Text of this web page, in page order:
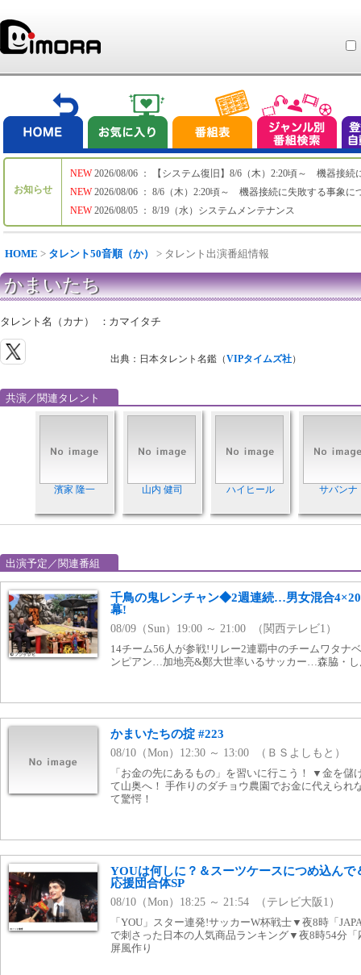
お知らせ
NEW
NEW
NEW
2026/08/06 ： 【システム復旧】8/6（木）2:20頃～ 機器接続
2026/08/06 ： 8/6（木）2:20頃～ 機器接続に失敗する事象に
2026/08/05 ： 8/19（水）システムメンテナンス
HOME > タレント50音順（か） > タレント出演番組情報
かまいたち
タレント名（カナ） ： カマイタチ
出典：日本タレント名鑑（VIPタイムズ社）
共演／関連タレント
濱家 隆一 山内 健司 ハイヒール サバンナ
出演予定／関連番組
千鳥の鬼レンチャン◆2週連続…男女混合
幕!
08/09（Sun）19:00 ～ 21:00 （関西テレビ1）
14チーム56人が参戦!リレー2連覇中のチームワタナ
ンピアン…加地亮&鄭大世率いるサッカー…森脇・し
かまいたちの掟 #223
08/10（Mon）12:30 ～ 13:00 （ＢＳよしもと）
「お金の先にあるもの」を習いに行こう！ ▼金を儲
て山奥へ！ 手作りのダチョウ農園でお金に代えられ
て驚愕！
YOUは何しに？＆スーツケースにつめ込んで
応援団合体SP
08/10（Mon）18:25 ～ 21:54 （テレビ大阪1）
「YOU」スター連発!サッカーW杯戦士▼夜8時「
で刺さった日本の人気商品ランキング▼夜8時54分
屏風作り